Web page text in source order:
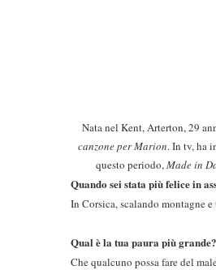
Nata nel Kent, Arterton, 29
canzone per Marion. In tv, ha
questo periodo,Made in
Quando sei stata più felice in
In Corsica, scalando montagne
Qual è la tua paura più grande?
Che qualcuno possa fare del